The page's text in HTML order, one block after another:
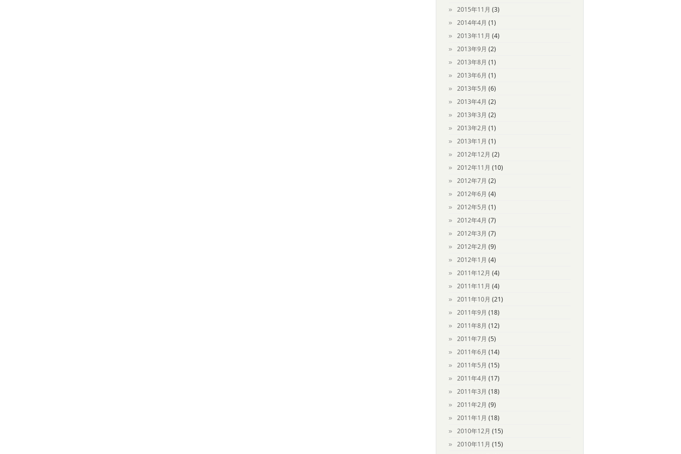
2015年11月 (3)
2014年4月 (1)
2013年11月 (4)
2013年9月 (2)
2013年8月 (1)
2013年6月 (1)
2013年5月 (6)
2013年4月 (2)
2013年3月 (2)
2013年2月 (1)
2013年1月 (1)
2012年12月 (2)
2012年11月 (10)
2012年7月 (2)
2012年6月 (4)
2012年5月 (1)
2012年4月 (7)
2012年3月 (7)
2012年2月 (9)
2012年1月 (4)
2011年12月 (4)
2011年11月 (4)
2011年10月 (21)
2011年9月 (18)
2011年8月 (12)
2011年7月 (5)
2011年6月 (14)
2011年5月 (15)
2011年4月 (17)
2011年3月 (18)
2011年2月 (9)
2011年1月 (18)
2010年12月 (15)
2010年11月 (15)